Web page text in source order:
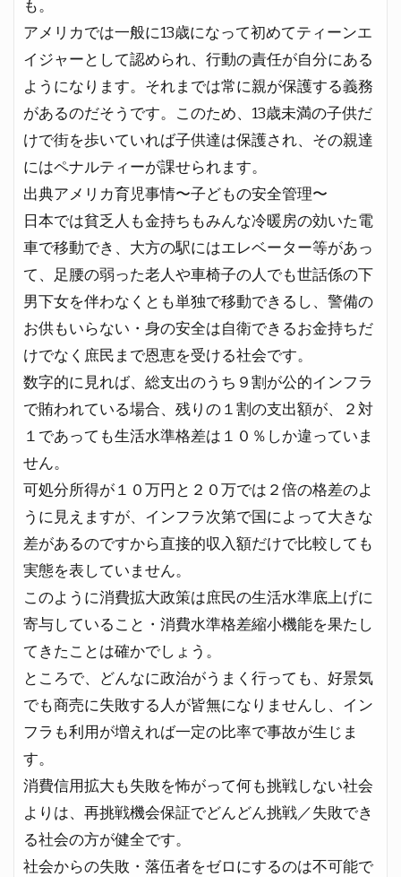
も。
アメリカでは一般に13歳になって初めてティーンエ
イジャーとして認められ、行動の責任が自分にある
ようになります。それまでは常に親が保護する義務
があるのだそうです。このため、13歳未満の子供だ
けで街を歩いていれば子供達は保護され、その親達
にはペナルティーが課せられます。
出典アメリカ育児事情〜子どもの安全管理〜
日本では貧乏人も金持ちもみんな冷暖房の効いた電
車で移動でき、大方の駅にはエレベーター等があっ
て、足腰の弱った老人や車椅子の人でも世話係の下
男下女を伴わなくとも単独で移動できるし、警備の
お供もいらない・身の安全は自衛できるお金持ちだ
けでなく庶民まで恩恵を受ける社会です。
数字的に見れば、総支出のうち９割が公的インフラ
で賄われている場合、残りの１割の支出額が、２対
１であっても生活水準格差は１０％しか違っていま
せん。
可処分所得が１０万円と２０万では２倍の格差のよ
うに見えますが、インフラ次第で国によって大きな
差があるのですから直接的収入額だけで比較しても
実態を表していません。
このように消費拡大政策は庶民の生活水準底上げに
寄与していること・消費水準格差縮小機能を果たし
てきたことは確かでしょう。
ところで、どんなに政治がうまく行っても、好景気
でも商売に失敗する人が皆無になりませんし、イン
フラも利用が増えれば一定の比率で事故が生じま
す。
消費信用拡大も失敗を怖がって何も挑戦しない社会
よりは、再挑戦機会保証でどんどん挑戦／失敗でき
る社会の方が健全です。
社会からの失敗・落伍者をゼロにするのは不可能で